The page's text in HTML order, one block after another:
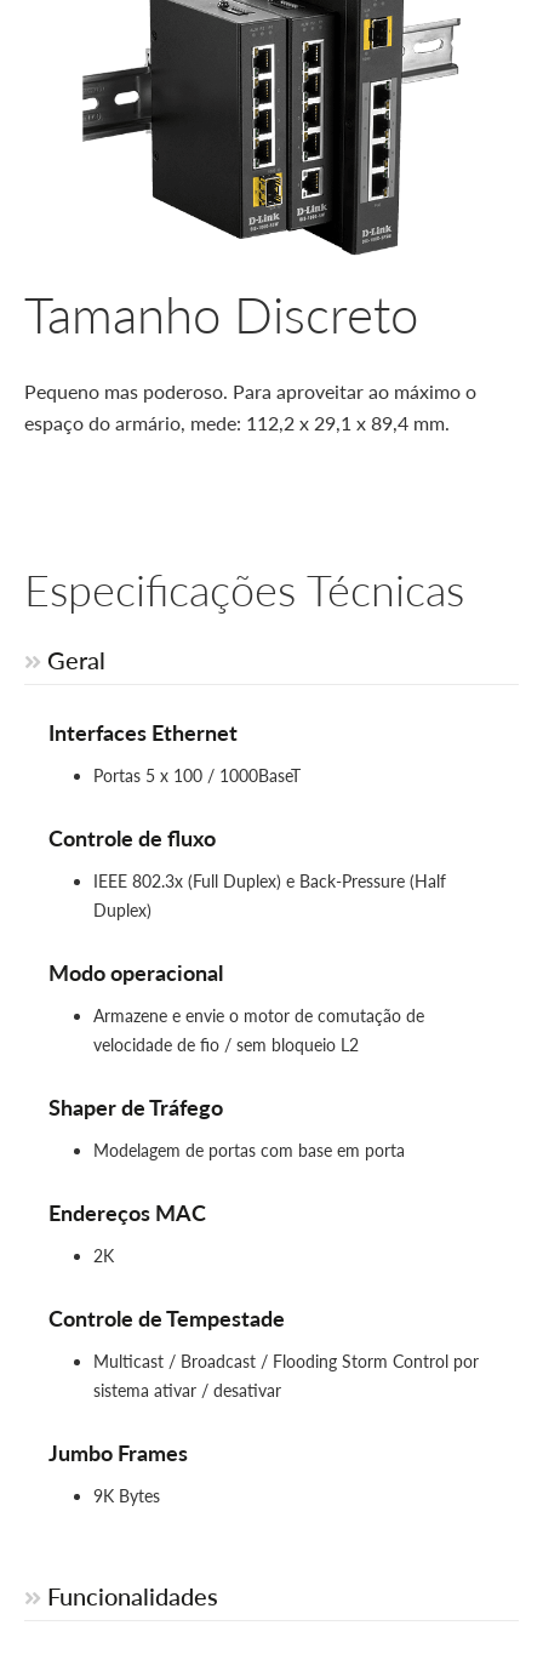
Tamanho Discreto
Pequeno mas poderoso. Para aproveitar ao máximo o
espaço do armário, mede: 112,2 x 29,1 x 89,4 mm.
Especificações Técnicas
Geral
Interfaces Ethernet
Portas 5 x 100 / 1000BaseT
Controle de fluxo
IEEE 802.3x (Full Duplex) e Back-Pressure (Half
Duplex)
Modo operacional
Armazene e envie o motor de comutação de
velocidade de fio / sem bloqueio L2
Shaper de Tráfego
Modelagem de portas com base em porta
Endereços MAC
2K
Controle de Tempestade
Multicast / Broadcast / Flooding Storm Control por
sistema ativar / desativar
Jumbo Frames
9K Bytes
Funcionalidades